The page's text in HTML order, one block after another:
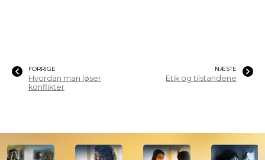
FORRIGE
Hvordan man løser
konflikter
NÆSTE
Etik og tilstandene